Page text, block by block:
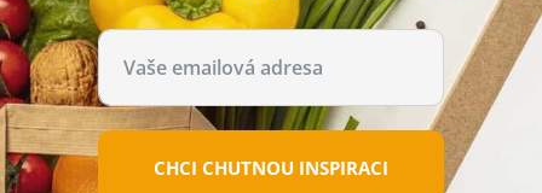
CHCI CHUTNOU INSPIRACI